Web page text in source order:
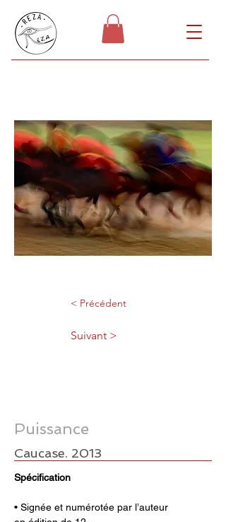
< Précédent
Suivant >
Puissance
Caucase. 2013
Spécification
• Signée et numérotée par l’auteur